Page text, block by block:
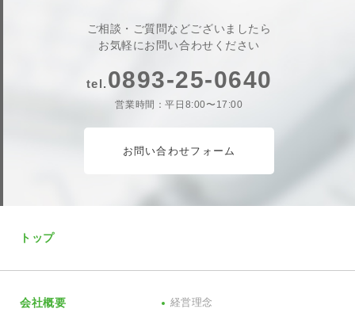
ご相談・ご質問などございましたら
お気軽にお問い合わせください
tel. 0893-25-0640
営業時間：平日8:00〜17:00
お問い合わせフォーム
トップ
会社概要 経営理念